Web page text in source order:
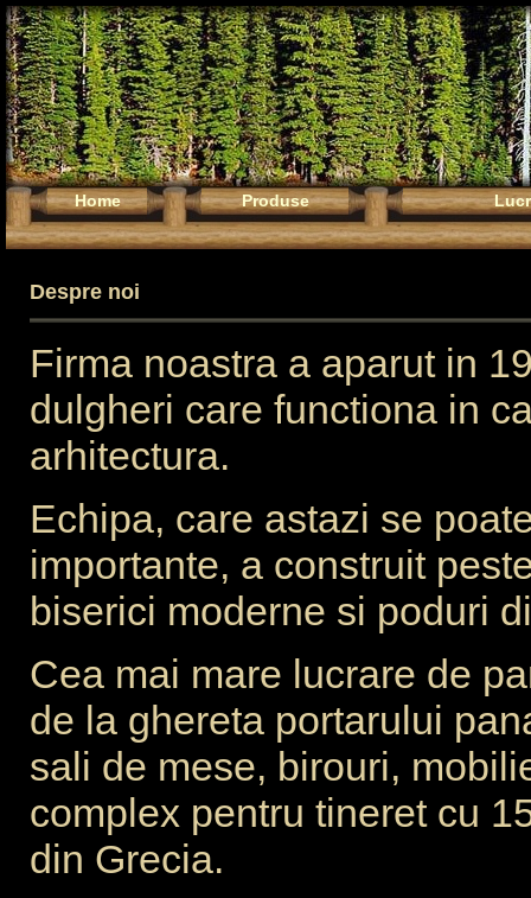
Home Produse
Despre noi
Firma noastra a aparut in
dulgheri care functiona in
arhitectura.
Echipa, care astazi se
importante, a construit
biserici moderne si poduri
Cea mai mare lucrare de
de la ghereta portarului
sali de mese, birouri,
complex pentru tineret cu
din Grecia.